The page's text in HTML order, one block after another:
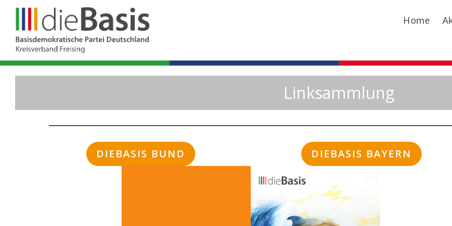
Home
Linksammlung
DIEBASIS BUND DIEBASIS BAYERN